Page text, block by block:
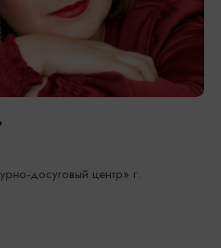
досуговый центр» г.